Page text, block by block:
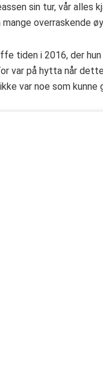
sin tur, vår alles
overraskende
tiden i 2016, der hun
var på hytta når
var noe som kunne